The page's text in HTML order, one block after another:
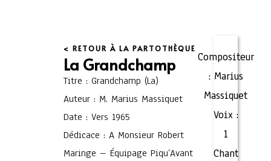
< RETOUR À LA PARTOTHÈQUE
La Grandchamp
Titre : Grandchamp (La)
Auteur : M. Marius Massiquet
Date : Vers 1965
Dédicace : A Monsieur Robert
Maringe – Équipage Piqu’Avant
Compositeur
: Marius
Massiquet
Voix :
1
Chant